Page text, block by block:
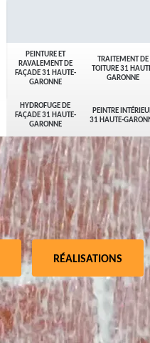
PEINTURE ET
RAVALEMENT DE
FAÇADE 31 HAUTE-
GARONNE
TRAITEMENT DE
TOITURE 31
GARONNE
HYDROFUGE DE
FAÇADE 31 HAUTE-
GARONNE
PEINTRE
31 HAUTE-
RÉALISATIONS